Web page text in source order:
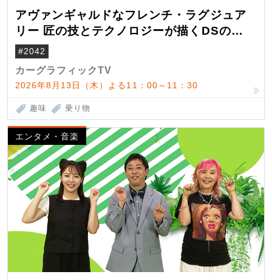
アヴァンギャルドなフレンチ・ラグジュア
リー 匠の技とテクノロジーが描くDSの世
界観
#2042
カーグラフィックTV
2026年8月13日（木）よる11：00～11：30
趣味 乗り物
エンタメ・音楽